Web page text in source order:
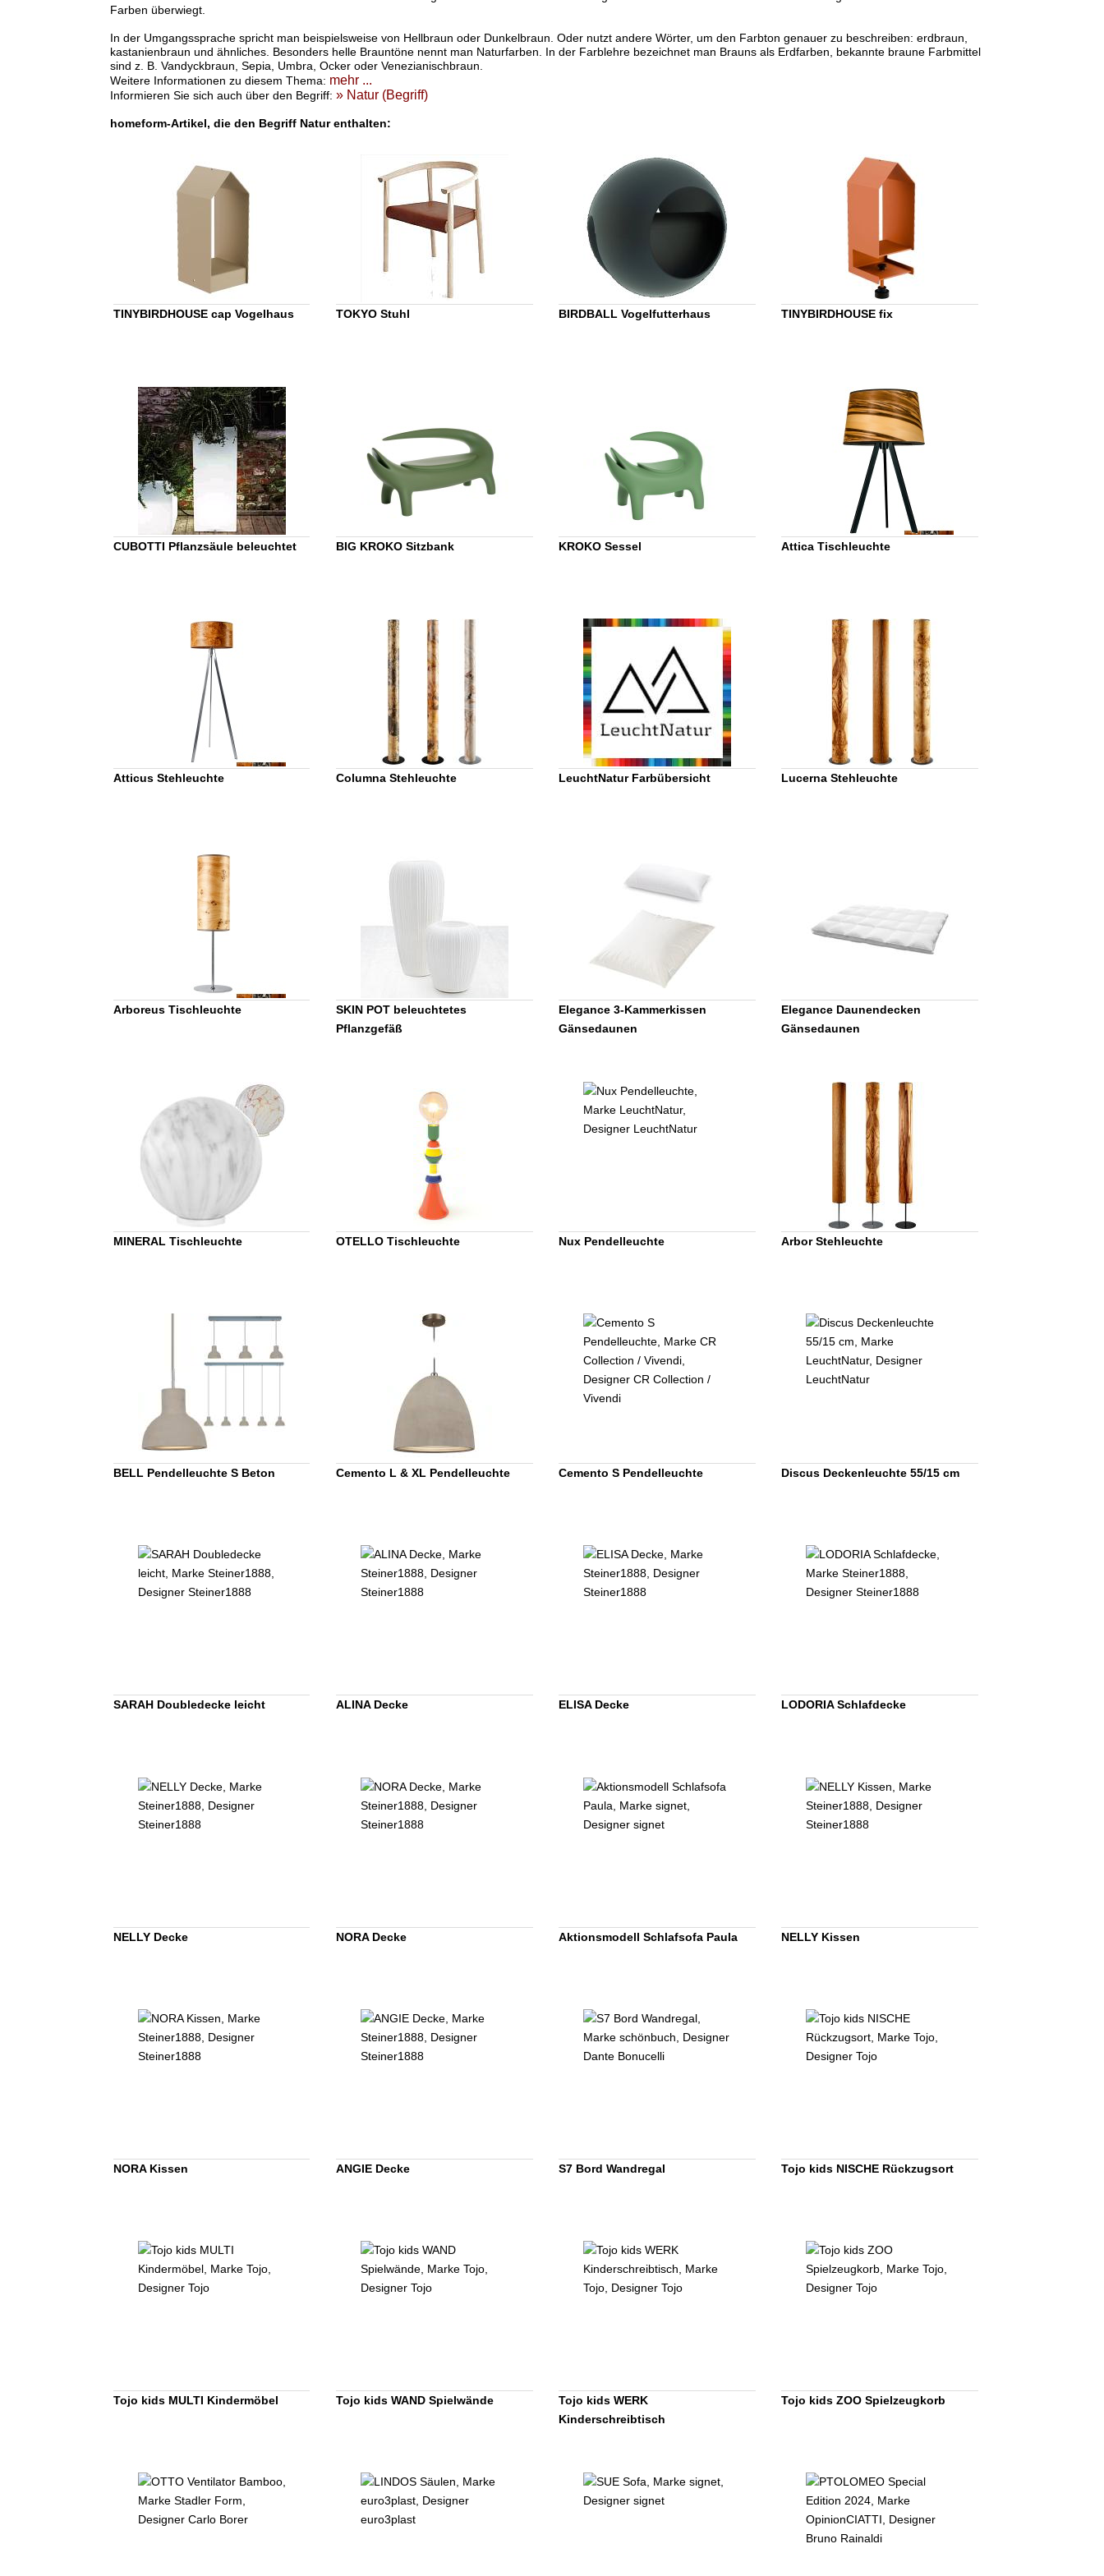
Farben überwiegt.
In der Umgangssprache spricht man beispielsweise von Hellbraun oder Dunkelbraun. Oder nutzt andere Wörter, um den Farbton genauer zu beschreiben: erdbraun,
kastanienbraun und ähnliches. Besonders helle Brauntöne nennt man Naturfarben. In der Farblehre bezeichnet man Brauns als Erdfarben, bekannte braune Farbmittel
sind z. B. Vandyckbraun, Sepia, Umbra, Ocker oder Venezianischbraun.
Weitere Informationen zu diesem Thema: mehr ...
Informieren Sie sich auch über den Begriff: » Natur (Begriff)
homeform-Artikel, die den Begriff Natur enthalten:
TINYBIRDHOUSE cap Vogelhaus TOKYO Stuhl BIRDBALL Vogelfutterhaus TINYBIRDHOUSE fix
CUBOTTI Pflanzsäule beleuchtet BIG KROKO Sitzbank KROKO Sessel Attica Tischleuchte
Atticus Stehleuchte Columna Stehleuchte LeuchtNatur Farbübersicht Lucerna Stehleuchte
Arboreus Tischleuchte
SKIN POT beleuchtetes
Pflanzgefäß
Elegance 3-Kammerkissen
Gänsedaunen
Elegance Daunendecken
Gänsedaunen
MINERAL Tischleuchte OTELLO Tischleuchte Nux Pendelleuchte Arbor Stehleuchte
BELL Pendelleuchte S Beton Cemento L & XL Pendelleuchte Cemento S Pendelleuchte Discus Deckenleuchte 55/15 cm
SARAH Doubledecke leicht ALINA Decke ELISA Decke LODORIA Schlafdecke
NELLY Decke NORA Decke Aktionsmodell Schlafsofa Paula NELLY Kissen
NORA Kissen ANGIE Decke S7 Bord Wandregal Tojo kids NISCHE Rückzugsort
Tojo kids MULTI Kindermöbel Tojo kids WAND Spielwände
Tojo kids WERK
Kinderschreibtisch
Tojo kids ZOO Spielzeugkorb